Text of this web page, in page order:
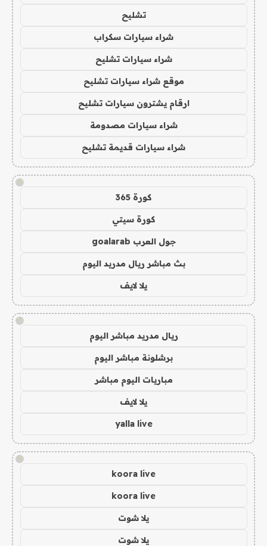
تشليح
شراء سيارات سكراب
شراء سيارات تشليح
موقع شراء سيارات تشليح
ارقام يشترون سيارات تشليح
شراء سيارات مصدومة
شراء سيارات قديمة تشليح
!
كورة 365
كورة سيتي
جول العرب goalarab
بث مباشر ريال مدريد اليوم
يلا لايف
!
ريال مدريد مباشر اليوم
برشلونة مباشر اليوم
مباريات اليوم مباشر
يلا لايف
yalla live
!
koora live
koora live
يلا شوت
يلا شوت